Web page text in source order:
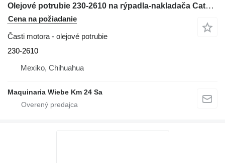
Olejové potrubie 230-2610 na rýpadla-nakladača Caterpillar 416E
Cena na požiadanie
Časti motora - olejové potrubie
230-2610
Mexiko, Chihuahua
Maquinaria Wiebe Km 24 Sa